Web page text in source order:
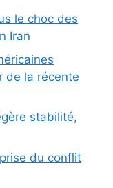
le choc des
Iran
de la récente
stabilité,
du conflit